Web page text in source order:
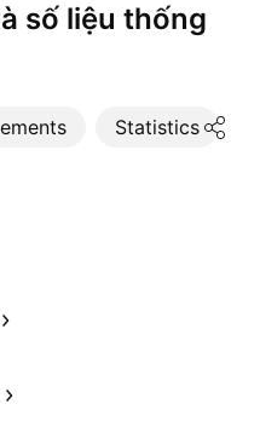
số liệu thống
Statistics